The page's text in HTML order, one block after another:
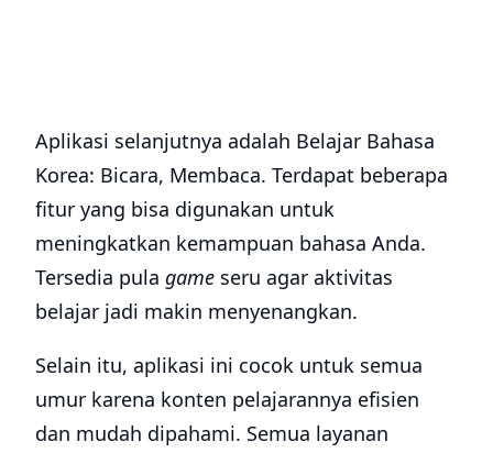
Aplikasi selanjutnya adalah Belajar Bahasa
Korea: Bicara, Membaca. Terdapat beberapa
fitur yang bisa digunakan untuk
meningkatkan kemampuan bahasa Anda.
Tersedia pula game seru agar aktivitas
belajar jadi makin menyenangkan.
Selain itu, aplikasi ini cocok untuk semua
umur karena konten pelajarannya efisien
dan mudah dipahami. Semua layanan